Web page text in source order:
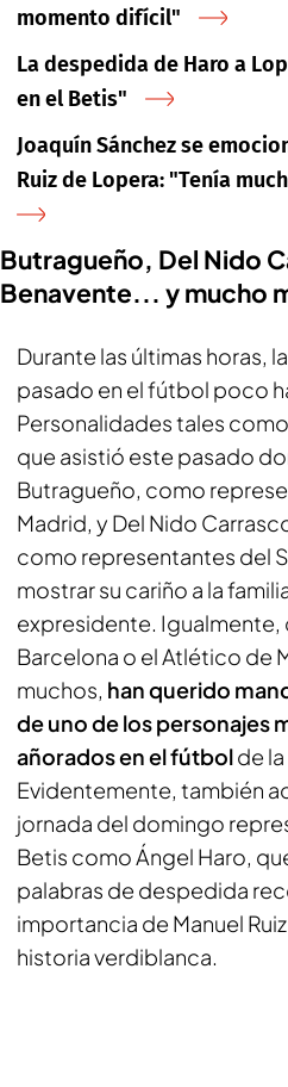
momento difícil"
La despedida de Haro a
en el Betis"
Joaquín Sánchez se
Ruiz de Lopera: "Tenía
Butragueño, Del Nido
Benavente... y mucho
Durante las últimas horas,
pasado en el fútbol poco
Personalidades tales
que asistió este pasado
Butragueño, como
Madrid, y Del Nido
como representantes del
mostrar su cariño a la
expresidente. Igualmente,
Barcelona o el Atlético de
muchos, han querido
de uno de los personajes
añorados en el fútbolde
Evidentemente, también
jornada del domingo
Betis como Ángel Haro,
palabras de despedida
importancia de Manuel
historia verdiblanca.